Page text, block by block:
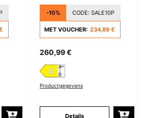
Zwart
-10% CODE: SALE10P
MET VOUCHER: 234,89 €
260,99 €
Productgegevens
Details